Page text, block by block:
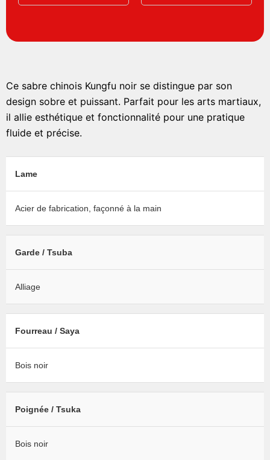
Ce sabre chinois Kungfu noir se distingue par son
design sobre et puissant. Parfait pour les arts martiaux,
il allie esthétique et fonctionnalité pour une pratique
fluide et précise.
Lame
Acier de fabrication, façonné à la main
Garde / Tsuba
Alliage
Fourreau / Saya
Bois noir
Poignée / Tsuka
Bois noir